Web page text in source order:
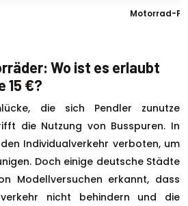
Motorrad-
Wo ist es erlaubt
15 €?
die sich Pendler zunutze
die Nutzung von Busspuren. In
Individualverkehr verboten, um
Doch einige deutsche Städte
Modellversuchen erkannt, dass
nicht behindern und die